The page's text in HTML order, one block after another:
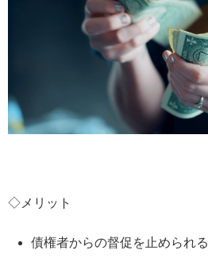
◇メリット
債権者からの督促を止められる